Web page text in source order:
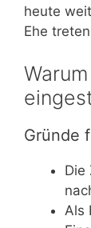
heute
Ehe
Gründe
Die
Als